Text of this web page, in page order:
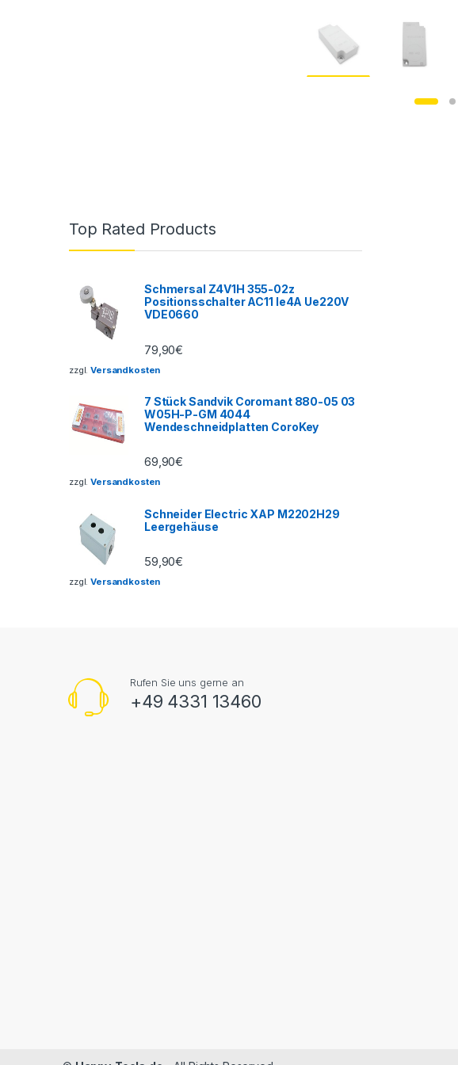
Top Rated Products
Schmersal Z4V1H 355-02z
Positionsschalter AC11 Ie4A Ue220V
VDE0660
79,90€
zzgl.Versandkosten
7 Stück Sandvik Coromant 880-05 03
W05H-P-GM 4044
Wendeschneidplatten CoroKey
69,90€
zzgl.Versandkosten
Schneider Electric XAP M2202H29
Leergehäuse
59,90€
zzgl.Versandkosten
Rufen Sie uns gerne an
+49 4331 13460